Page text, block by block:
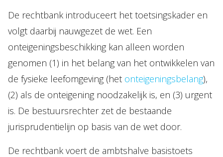
De rechtbank introduceert het toetsingskader en
volgt daarbij nauwgezet de wet. Een
onteigeningsbeschikking kan alleen worden
genomen (1) in het belang van het ontwikkelen van
de fysieke leefomgeving (het onteigeningsbelang),
(2) als de onteigening noodzakelijk is, en (3) urgent
is. De bestuursrechter zet de bestaande
jurisprudentielijn op basis van de wet door.
De rechtbank voert de ambtshalve basistoets